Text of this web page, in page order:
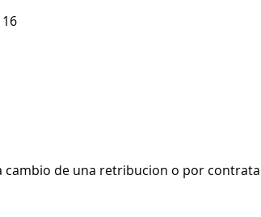
cambio de una retribucion o por contrata